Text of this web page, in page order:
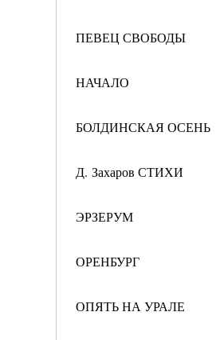
ПЕВЕЦ СВОБОДЫ
НАЧАЛО
БОЛДИНСКАЯ ОСЕНЬ
Д. Захаров СТИХИ
ЭРЗЕРУМ
ОРЕНБУРГ
ОПЯТЬ НА УРАЛЕ